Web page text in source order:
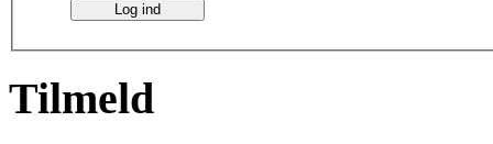
Tilmeld